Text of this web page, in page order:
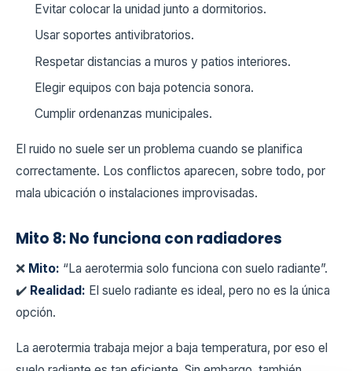
Evitar colocar la unidad junto a dormitorios.
Usar soportes antivibratorios.
Respetar distancias a muros y patios interiores.
Elegir equipos con baja potencia sonora.
Cumplir ordenanzas municipales.
El ruido no suele ser un problema cuando se planifica
correctamente. Los conflictos aparecen, sobre todo, por
mala ubicación o instalaciones improvisadas.
Mito 8: No funciona con radiadores
❌ Mito: “La aerotermia solo funciona con suelo radiante”.
✔️ Realidad: El suelo radiante es ideal, pero no es la única
opción.
La aerotermia trabaja mejor a baja temperatura, por eso el